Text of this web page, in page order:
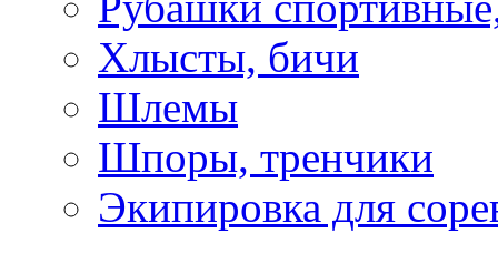
Хлысты, бичи
Шлемы
Шпоры, тренчики
Экипировка для